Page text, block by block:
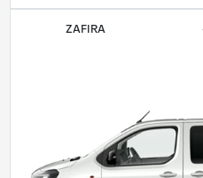
ZAFIRA